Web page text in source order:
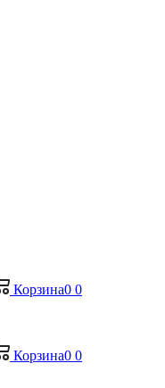
Корзина0 0
Корзина0 0